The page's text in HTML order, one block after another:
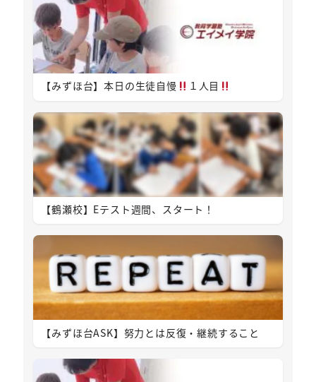
【みずほ台】本日の生徒自慢 １人目
【鶴瀬校】Eテスト週間、スタート！
【みずほ台ASK】努力とは反復・継続すること